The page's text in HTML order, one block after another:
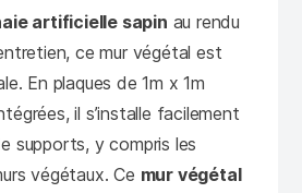
artificielle sapin au rendu
ce mur végétal est
En plaques de 1m x 1m
il s’installe facilement
supports, y compris les
végétaux. Ce mur végétal